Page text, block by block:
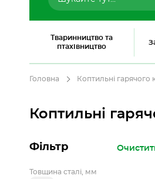
Тваринництво та
птахівництво
Головна Коптильні гарячого
Коптильні
Фільтр
Товщина сталі, мм